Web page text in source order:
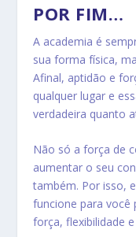
POR FIM…
A academia é
sua forma física,
Afinal, aptidão e
qualquer lugar e
verdadeira quanto
Não só a força de
aumentar o seu
também. Por isso,
funcione para você
força, flexibilidade